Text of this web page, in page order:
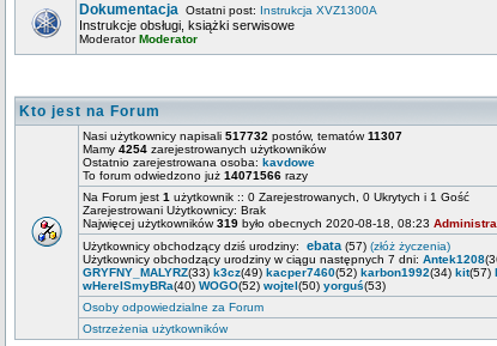
Dokumentacja Ostatni post: Instrukcja XVZ1300A
Instrukcje obsługi, książki serwisowe
ModeratorModerator
Kto jest na Forum
Nasi użytkownicy napisali 517732 postów, tematów11307
Mamy 4254 zarejestrowanych użytkowników
Ostatnio zarejestrowana osoba: kavdowe
To forum odwiedzono już 14071566 razy
Na Forum jest 1 użytkownik :: 0 Zarejestrowanych, 0 Ukrytych i 1 Gość
Zarejestrowani Użytkownicy: Brak
Najwięcej użytkowników319 było obecnych 2020-08-18, 08:23
Użytkownicy obchodzący dziś urodziny: ebata (57) (złóż życzenia)
Użytkownicy obchodzący urodziny w ciągu następnych 7 dni: Antek1208
GRYFNY_MALYRZ(33) k3cz(49) kacper7460(52) karbon1992(34) kit(57)
wHereISmyBRa(40) WOGO(52) wojtel(50) yorguś(53)
Osoby odpowiedzialne za Forum
Ostrzeżenia użytkowników